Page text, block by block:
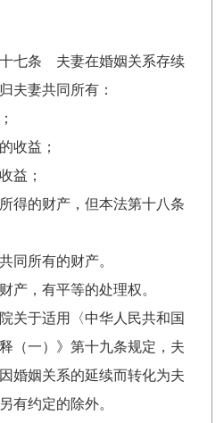
七条 夫妻在婚姻关系存续
夫妻共同所有：
收益；
益；
的财产，但本法第十八条
所有的财产。
，有平等的处理权。
于适用〈中华人民共和国
（一）》第十九条规定，夫
婚姻关系的延续而转化为夫
有约定的除外。